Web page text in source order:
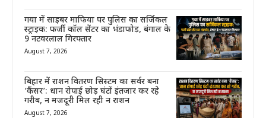
गया में साइबर माफिया पर पुलिस का सर्जिकल
स्ट्राइक: फर्जी कॉल सेंटर का भंडाफोड़, बंगाल के
9 नटवरलाल गिरफ्तार
August 7, 2026
बिहार में राशन वितरण सिस्टम का सर्वर बना
‘कैंसर’: धान रोपाई छोड़ घंटों इंतजार कर रहे
गरीब, न मजदूरी मिल रही न राशन
August 7, 2026